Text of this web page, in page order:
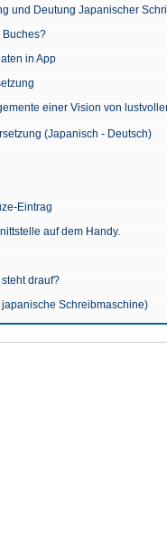
und Deutung Japanischer
Buches?
in App
einer Vision von
(Japanisch - Deutsch)
Eintrag
auf dem Handy.
drauf?
Schreibmaschine)